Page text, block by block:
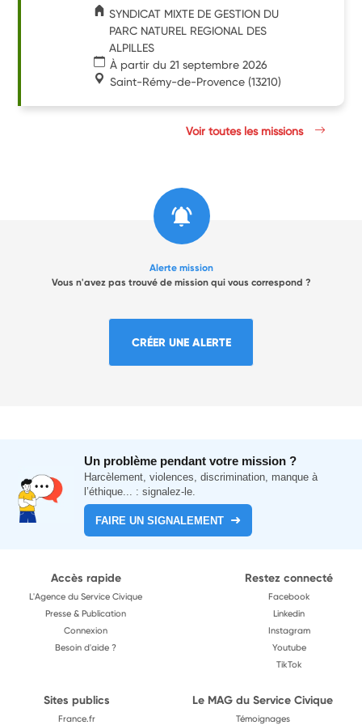
SYNDICAT MIXTE DE GESTION DU
PARC NATUREL REGIONAL DES
ALPILLES
À partir du 21 septembre 2026
Saint-Rémy-de-Provence (13210)
Voir toutes les missions
Alerte mission
Vous n'avez pas trouvé de mission qui vous correspond ?
CRÉER UNE ALERTE
Un problème pendant votre mission ?
Harcèlement, violences, discrimination, manque à
l’éthique... : signalez-le.
FAIRE UN SIGNALEMENT
Accès rapide
L'Agence du Service Civique
Presse & Publication
Connexion
Besoin d'aide ?
Restez connecté
Facebook
Linkedin
Instagram
Youtube
TikTok
Sites publics
France.fr
Le MAG du Service Civique
Témoignages